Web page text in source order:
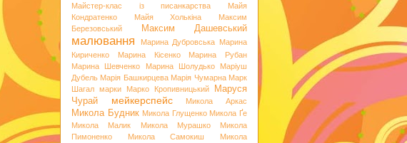
Майстер-клас із писанкарства
Майя
Кондратенко
Майя Холькіна
Максим
Березовський
Максим Дашевський
малювання Марина Дубровська Марина
Кириченко
Марина Кісенко
Марина Рубан
Марина Шевченко
Марина Шолудько
Маріуш
Дубель Марія Башкирцева Марія Чумарна Марк
Шагал марки Марко Кропивницький
Маруся
Чурай
мейкерспейс Микола Аркас
Микола Будник Микола Глущенко Микола Ґе
Микола Малик
Микола Мурашко
Микола
Пимоненко
Микола Самокиш
Микола